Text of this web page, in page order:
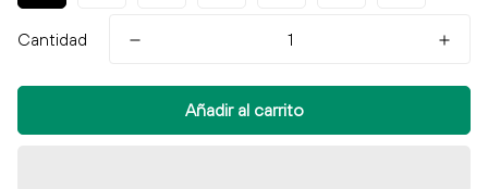
Cantidad
Añadir al carrito